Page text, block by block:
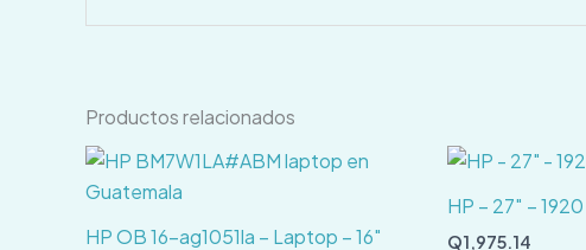
Productos relacionados
HP OB 16-ag1051la – Laptop – 16″
HP – 27″ –
Q1,975.14